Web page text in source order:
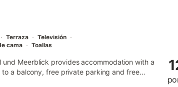
patio con secador de pelo y instalaciones
situado en la isla de Fuerteventur...
Terraza
Televisión
cama Toallas
und Meerblick provides accommodation with a
a balcony, free private parking and free